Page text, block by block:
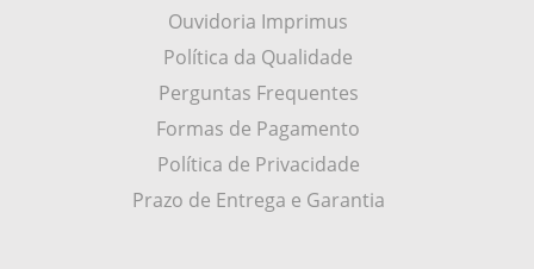
Ouvidoria Imprimus
Política da Qualidade
Perguntas Frequentes
Formas de Pagamento
Política de Privacidade
Prazo de Entrega e Garantia